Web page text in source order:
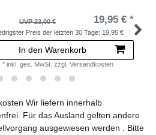
UVP 23,00 € 19,95 € *
Preis der letzten 30 Tage: 19,95 €
In den Warenkorb
* inkl. ges. MwSt. zzgl. Versandkosten
Wir liefern innerhalb
Für das Ausland gelten andere
ausgewiesen werden . Bitte